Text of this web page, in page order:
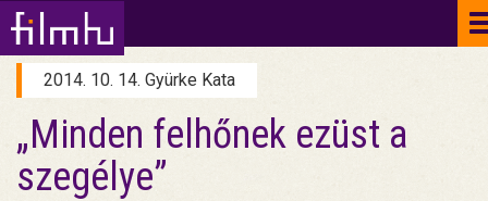
2014. 10. 14. Gyürke Kata
„Minden felhőnek ezüst a
szegélye”